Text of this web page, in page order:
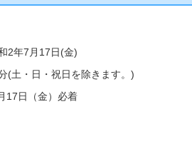
2年7月17日(金)
(土・日・祝日を除きます。)
17日（金）必着